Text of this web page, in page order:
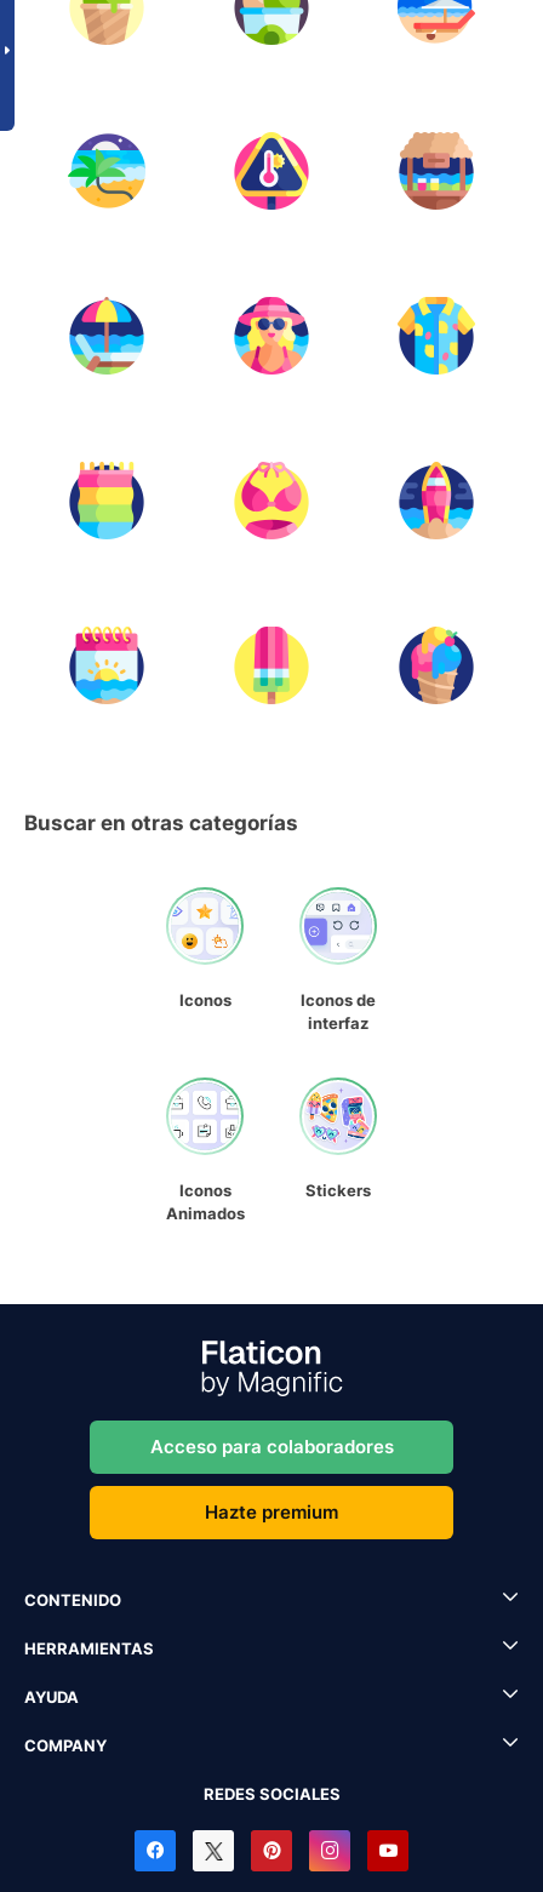
Buscar en otras categorías
Iconos
Iconos de
interfaz
Iconos
Animados
Stickers
Acceso para colaboradores
Hazte premium
CONTENIDO
HERRAMIENTAS
AYUDA
COMPANY
REDES SOCIALES